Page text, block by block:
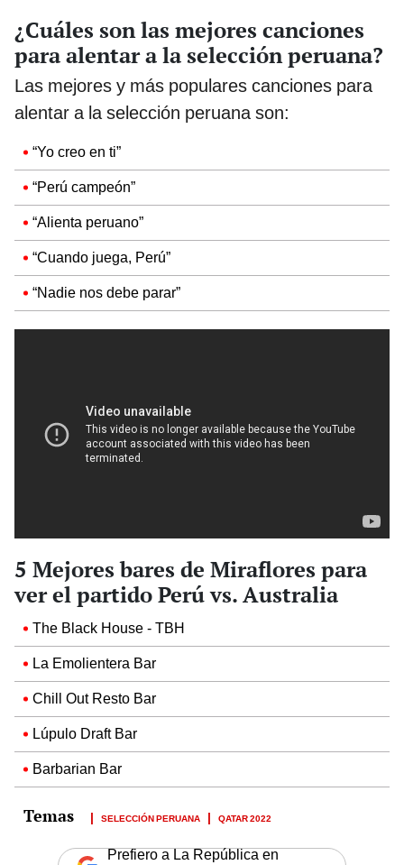
¿Cuáles son las mejores canciones
para alentar a la selección peruana?
Las mejores y más populares canciones para
alentar a la selección peruana son:
“Yo creo en ti”
“Perú campeón”
“Alienta peruano”
“Cuando juega, Perú”
“Nadie nos debe parar”
5 Mejores bares de Miraflores para
ver el partido Perú vs. Australia
The Black House - TBH
La Emolientera Bar
Chill Out Resto Bar
Lúpulo Draft Bar
Barbarian Bar
SELECCIÓN PERUANA QATAR 2022
Prefiero a La República en